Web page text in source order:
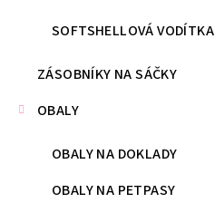
SOFTSHELLOVÁ VODÍTKA
ZÁSOBNÍKY NA SÁČKY
OBALY
OBALY NA DOKLADY
OBALY NA PETPASY